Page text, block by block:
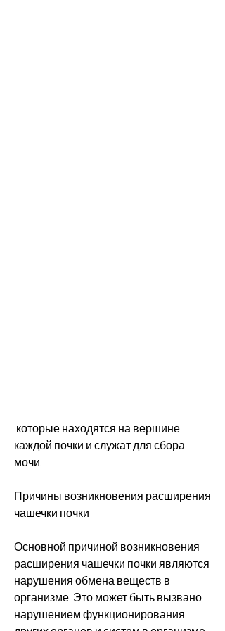
каждой почки и служат для сбора
мочи.
Причины возникновения расширения
чашечки почки
Основной причиной возникновения
расширения чашечки почки являются
нарушения обмена веществ в
организме. Это может быть вызвано
нарушением функционирования